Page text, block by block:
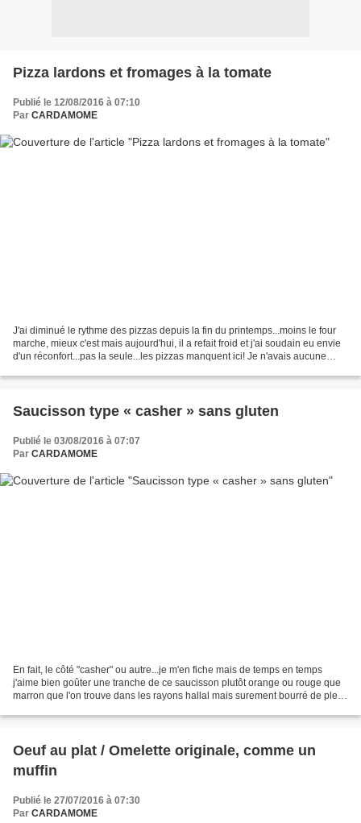
Pizza lardons et fromages à la tomate
Publié le 12/08/2016 à 07:10
Par CARDAMOME
J'ai diminué le rythme des pizzas depuis la fin du printemps...moins le four
marche, mieux c'est mais aujourd'hui, il a refait froid et j'ai soudain eu envie
d'un réconfort...pas la seule...les pizzas manquent ici! Je n'avais aucune
Saucisson type « casher » sans gluten
Publié le 03/08/2016 à 07:07
Par CARDAMOME
En fait, le côté "casher" ou autre...je m'en fiche mais de temps en temps
j'aime bien goûter une tranche de ce saucisson plutôt orange ou rouge que
marron que l'on trouve dans les rayons hallal mais surement bourré de plein
Oeuf au plat / Omelette originale, comme un
muffin
Publié le 27/07/2016 à 07:30
Par CARDAMOME